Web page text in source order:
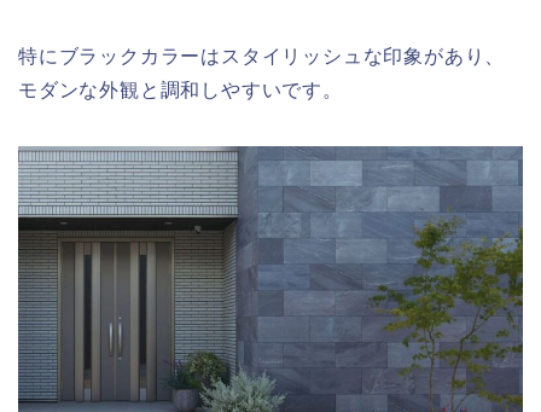
特にブラックカラーはスタイリッシュな印象があり、
モダンな外観と調和しやすいです。